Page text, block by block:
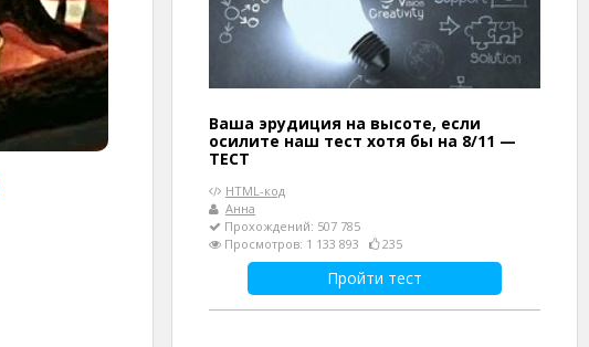
Ваша эрудиция на высоте, если
осилите наш тест хотя бы на 8/11 —
ТЕСТ
HTML-код
Анна
Прохождений: 507 785
Просмотров: 1 133 893
235
Пройти тест